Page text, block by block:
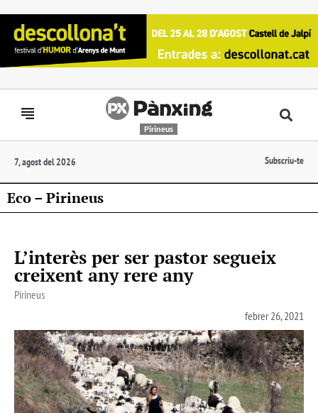
Pirineus
7, agost del 2026 Subscriu-te
Eco – Pirineus
L’interès per ser pastor segueix
creixent any rere any
Pirineus
febrer 26, 2021